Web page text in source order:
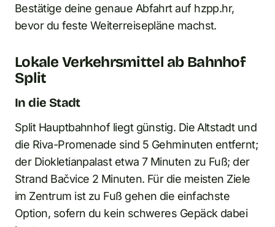
Bestätige deine genaue Abfahrt auf hzpp.hr,
bevor du feste Weiterreisepläne machst.
Lokale Verkehrsmittel ab Bahnhof
Split
In die Stadt
Split Hauptbahnhof liegt günstig. Die Altstadt und
die Riva-Promenade sind 5 Gehminuten entfernt;
der Diokletianpalast etwa 7 Minuten zu Fuß; der
Strand Bačvice 2 Minuten. Für die meisten Ziele
im Zentrum ist zu Fuß gehen die einfachste
Option, sofern du kein schweres Gepäck dabei